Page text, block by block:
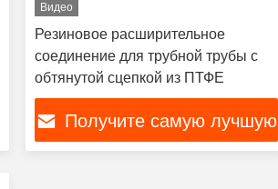
Видео
Резиновое расширительное
соединение для трубной трубы с
обтянутой сцепкой из ПТФЕ
Получите самую лучшую